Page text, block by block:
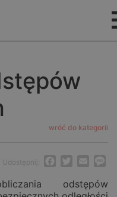
wróć do kategorii
Udostępnij: Facebook
Twitter
Email
odstępów